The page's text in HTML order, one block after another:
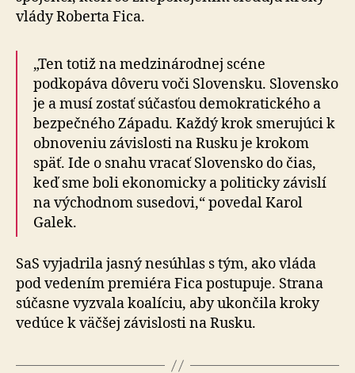
vlády Roberta Fica.
„Ten totiž na medzinárodnej scéne
podkopáva dôveru voči Slovensku. Slovensko
je a musí zostať súčasťou demokratického a
bezpečného Západu. Každý krok smerujúci k
obnoveniu závislosti na Rusku je krokom
späť. Ide o snahu vracať Slovensko do čias,
keď sme boli ekonomicky a politicky závislí
na východnom susedovi,“ povedal Karol
Galek.
SaS vyjadrila jasný nesúhlas s tým, ako vláda
pod vedením premiéra Fica postupuje. Strana
súčasne vyzvala koalíciu, aby ukončila kroky
vedúce k väčšej závislosti na Rusku.